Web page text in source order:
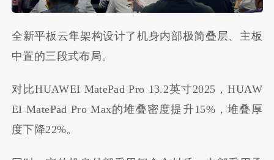
全新平板云隼架构设计了机身内部极简叠层、主板
中置的三段式布局。
对比HUAWEI MatePad Pro 13.2英寸2025，HUAW
EI MatePad Pro Max的堆叠密度提升15%，堆叠厚
度下降22%。